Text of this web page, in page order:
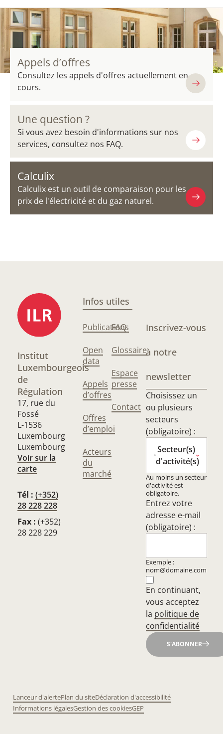
Appels d’offres
Consultez les appels d'offres actuellement en
cours.
Une question ?
Si vous avez besoin d'informations sur nos
services, consultez nos FAQ.
Calculix
Calculix est un outil de comparaison pour les
prix de l'électricité et du gaz naturel.
Institut
Luxembourgeois
de
Régulation
17, rue du
Fossé
L-1536
Luxembourg
Luxembourg
Voir sur la
carte
Tél : (+352)
28 228 228
Fax : (+352)
28 228 229
Infos utiles
Publications
Open
data
Appels
d’offres
Offres
d’emploi
Acteurs
du
marché
FAQ
Glossaire
Espace
presse
Contact
Inscrivez-vous
à notre
newsletter
Choisissez un
ou plusieurs
secteurs
(obligatoire) :
Secteur(s)
d'activité(s)
Au moins un secteur
d'activité est
obligatoire.
Entrez votre
adresse e-mail
(obligatoire) :
Exemple :
nom@domaine.com
En continuant,
vous acceptez
la politique de
confidentialité
S'ABONNER
Lanceur d'alertePlan du siteDéclaration d'accessibilité
Informations légalesGestion des cookiesGEP